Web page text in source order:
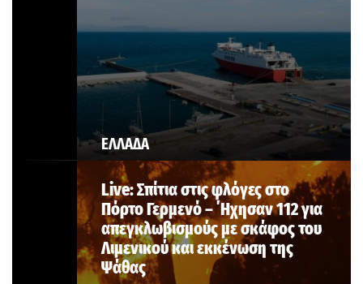
ΕΛΛΑΔΑ
Live: Σπίτια στις φλόγες στο
Πόρτο Γερμενό – ΄Ηχησαν 112 για
απεγκλωβισμούς με σκάφος του
Λιμενικού και εκκένωση της
Ψάθας